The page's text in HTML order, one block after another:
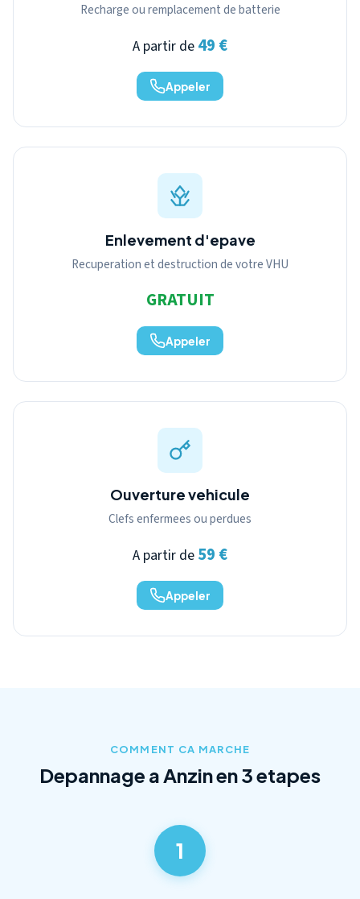
Recharge ou remplacement de batterie
A partir de 49 €
Appeler
Enlevement d'epave
Recuperation et destruction de votre VHU
GRATUIT
Appeler
Ouverture vehicule
Clefs enfermees ou perdues
A partir de 59 €
Appeler
COMMENT CA MARCHE
Depannage a Anzin en 3 etapes
1